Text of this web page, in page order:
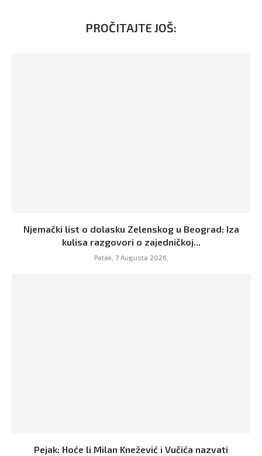
PROČITAJTE JOŠ:
Njemački list o dolasku Zelenskog u Beograd: Iza
kulisa razgovori o zajedničkoj...
Petak, 7 Augusta 2026,
Pejak: Hoće li Milan Knežević i Vučića nazvati